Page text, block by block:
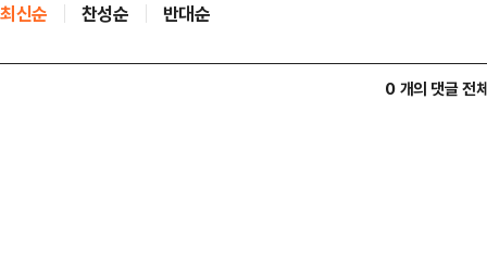
최신순 찬성순 반대순
0 개의 댓글 전